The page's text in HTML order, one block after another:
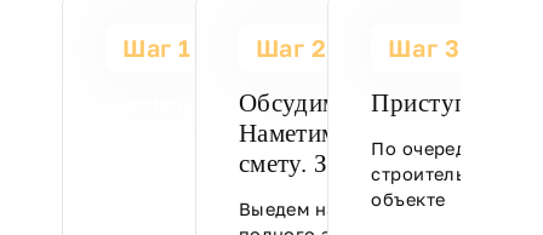
Шаг 1
+7 (910) 507-03-98
Познакомимся,
проконсультируем и
Шаг 2
Обсудим вашу задачу.
Наметим план. Составим
смету. Заключим договор
Выедем на объект для
Шаг 3
Приступаем к
По очередности
строительные
объекте